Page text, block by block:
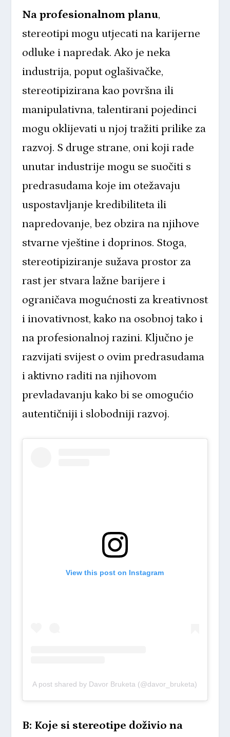
Na profesionalnom planu,
stereotipi mogu utjecati na karijerne
odluke i napredak. Ako je neka
industrija, poput oglašivačke,
stereotipizirana kao površna ili
manipulativna, talentirani pojedinci
mogu oklijevati u njoj tražiti prilike za
razvoj. S druge strane, oni koji rade
unutar industrije mogu se suočiti s
predrasudama koje im otežavaju
uspostavljanje kredibiliteta ili
napredovanje, bez obzira na njihove
stvarne vještine i doprinos. Stoga,
stereotipiziranje sužava prostor za
rast jer stvara lažne barijere i
ograničava mogućnosti za kreativnost
i inovativnost, kako na osobnoj tako i
na profesionalnoj razini. Ključno je
razvijati svijest o ovim predrasudama
i aktivno raditi na njihovom
prevladavanju kako bi se omogućio
autentičniji i slobodniji razvoj.
View this post on Instagram
A post shared by Davor Bruketa (@davor_bruketa)
B: Koje si stereotipe doživio na